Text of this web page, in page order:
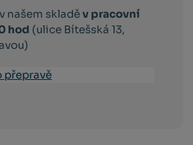
v našem skladěv pracovní
hod (ulice Bítešská 13,
přepravě